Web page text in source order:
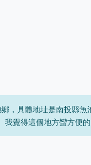
，具體地址是南投縣
覺得這個地方蠻方便的